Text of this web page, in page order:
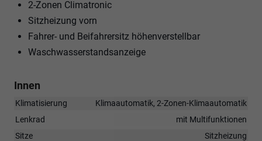
2-Zonen Climatronic
Sitzheizung vorn
Fahrer- und Beifahrersitz höhenverstellbar
Waschwasserstandsanzeige
Innen
Klimatisierung
Klimaautomatik, 2-Zonen-Klimaautomatik
Lenkrad
mit Multifunktionen
Sitze
Sitzheizung